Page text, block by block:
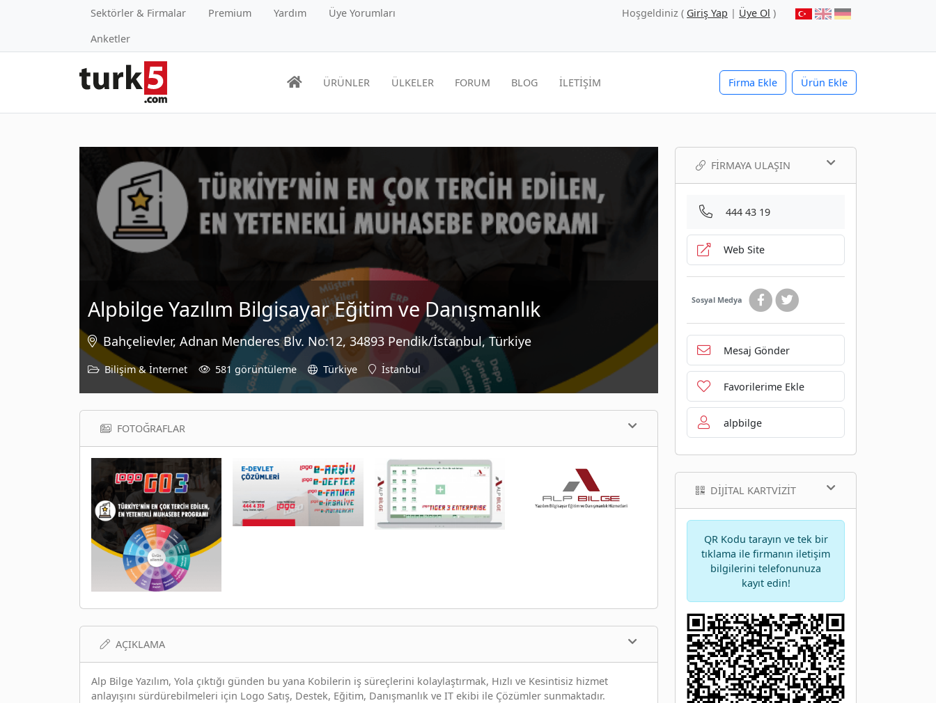
Sektörler & Firmalar Premium Yardım
Üye Yorumları
Anketler
Hoşgeldiniz ( Giriş Yap | Üye Ol )
Firma Ekle Ürün Ekle
ÜRÜNLER ÜLKELER FORUM BLOG İLETİŞİM
Alpbilge Yazılım Bilgisayar Eğitim ve Danışmanlık
Bahçelievler, Adnan Menderes Blv. No:12, 34893 Pendik/İstanbul, Türkiye
Bilişim & İnternet 581 görüntüleme Türkiye İstanbul
FOTOĞRAFLAR
AÇIKLAMA
Alp Bilge Yazılım, Yola çıktığı günden bu yana Kobilerin iş süreçlerini kolaylaştırmak, Hızlı ve Kesintisiz hizmet
anlayışını sürdürebilmeleri için Logo Satış, Destek, Eğitim, Danışmanlık ve IT ekibi ile Çözümler sunmaktadır.
FIRMAYA ULAŞIN
444 43 19
Web Site
Sosyal Medya
Mesaj Gönder
Favorilerime Ekle
alpbilge
DIJITAL KARTVIZIT
QR Kodu tarayın ve tek bir
tıklama ile firmanın iletişim
bilgilerini telefonunuza
kayıt edin!